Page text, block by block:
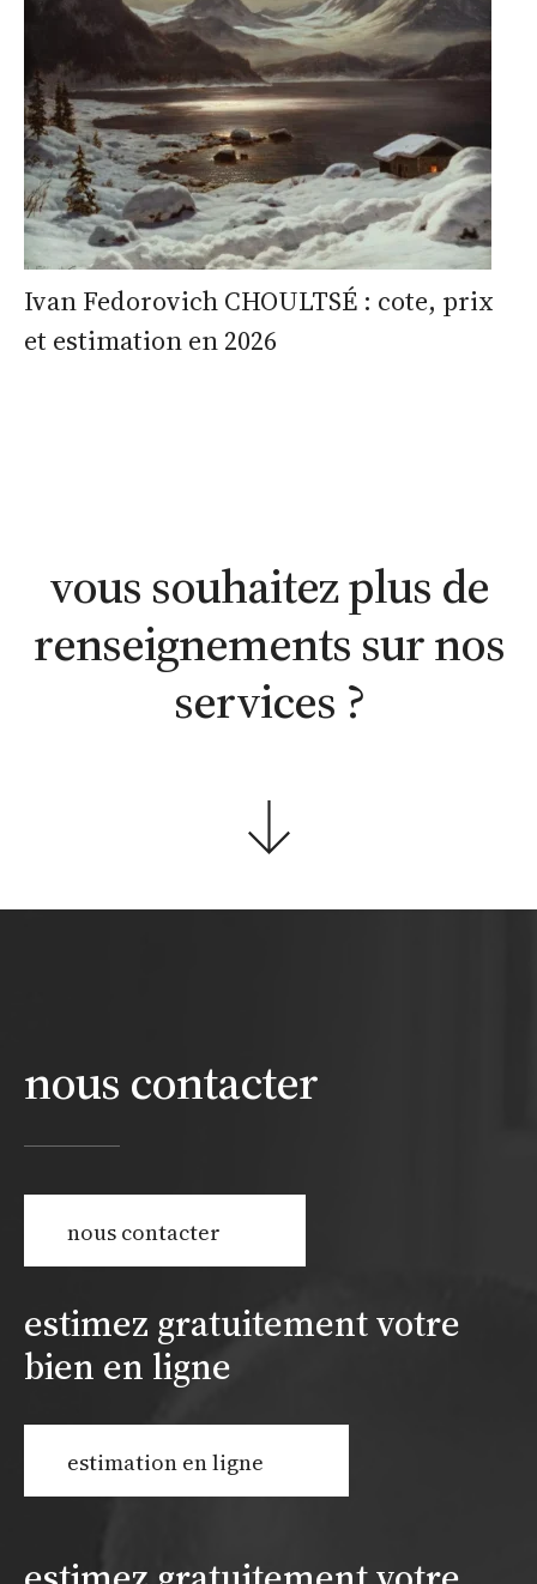
Ivan Fedorovich CHOULTSÉ : cote, prix
et estimation en 2026
vous souhaitez plus de
renseignements sur nos
services ?
nous contacter
nous contacter
estimez gratuitement votre
bien en ligne
estimation en ligne